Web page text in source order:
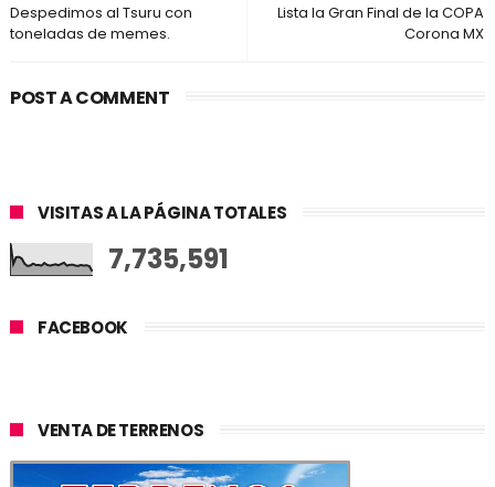
Lista la Gran Final de la COPA
Corona MX
Despedimos al Tsuru con
toneladas de memes.
POST A COMMENT
VISITAS A LA PÁGINA TOTALES
7,735,591
FACEBOOK
VENTA DE TERRENOS